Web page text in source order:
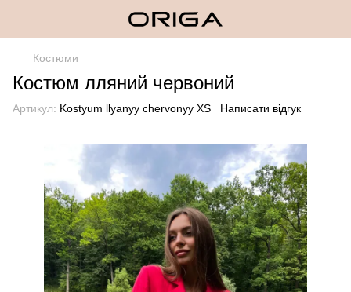
Костюми
Костюм лляний червоний
Артикул: Kostyum llyanyy chervonyy XS Написати відгук